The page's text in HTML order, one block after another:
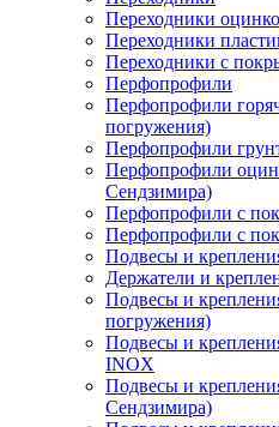
Переходники
Переходники
Переходники с
Перфопрофили
Перфопрофили
погружения)
Перфопрофили
Перфопрофили
Сендзимира)
Перфопрофили с
Перфопрофили с
Подвесы и
Держатели и
Подвесы и
погружения)
Подвесы и
INOX
Подвесы и
Сендзимира)